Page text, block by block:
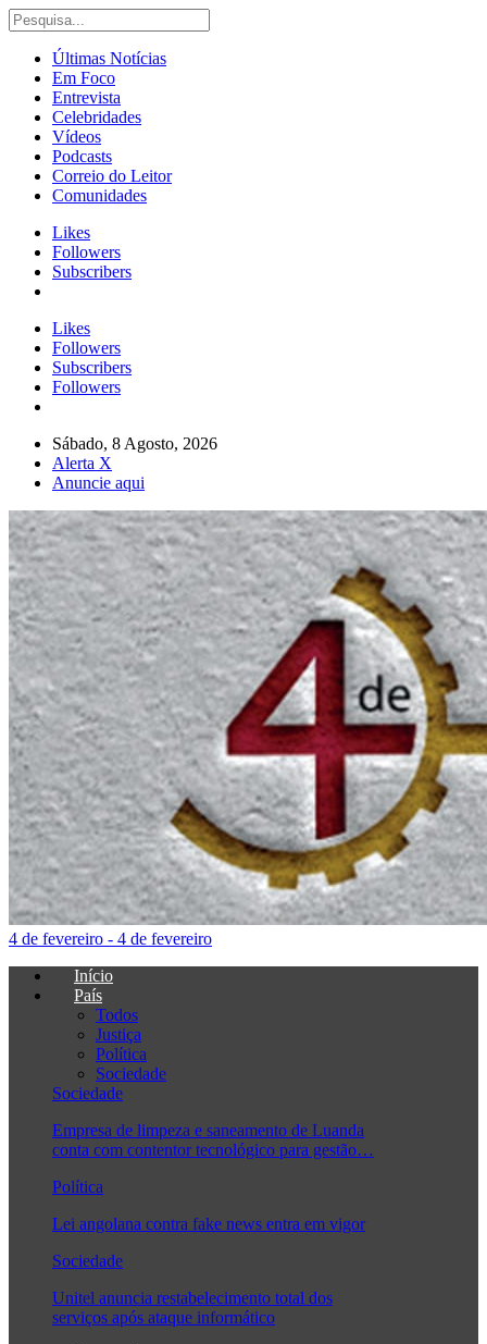
Últimas Notícias
Em Foco
Entrevista
Celebridades
Vídeos
Podcasts
Correio do Leitor
Comunidades
Likes
Followers
Subscribers
Likes
Followers
Subscribers
Followers
Sábado, 8 Agosto, 2026
Alerta X
Anuncie aqui
4 de fevereiro - 4 de fevereiro
Início
País
Todos
Justiça
Política
Sociedade
Sociedade
Empresa de limpeza e saneamento de Luanda
conta com contentor tecnológico para gestão…
Política
Lei angolana contra fake news entra em vigor
Sociedade
Unitel anuncia restabelecimento total dos
serviços após ataque informático